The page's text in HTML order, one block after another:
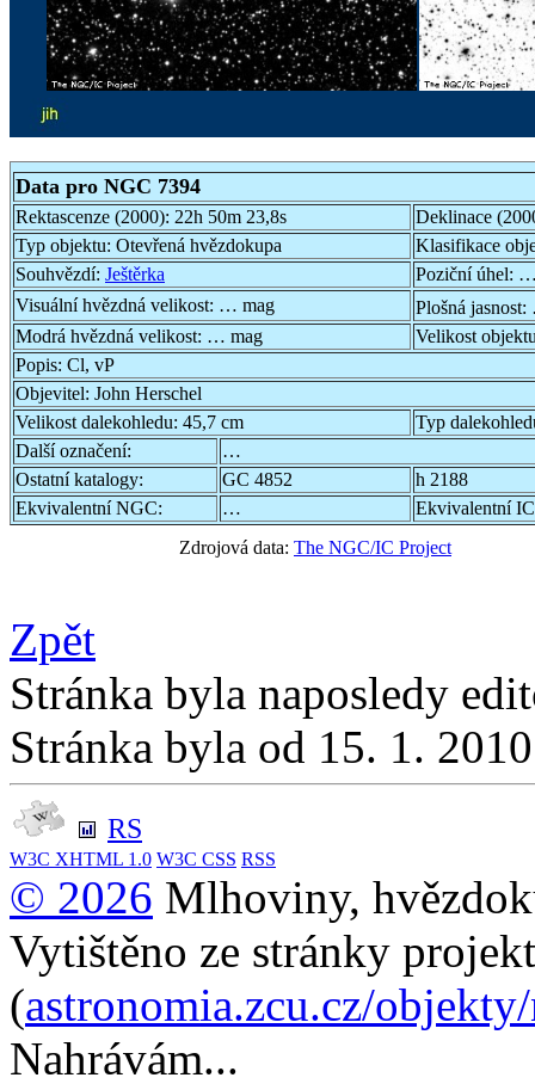
Data pro NGC 7394
Rektascenze (2000): 22h 50m 23,8s
Deklinace
Typ objektu: Otevřená hvězdokupa
Klasifikace
Souhvězdí: Ještěrka Poziční úhel: …
Visuální hvězdná velikost: … mag Plošná jasnost:
Modrá hvězdná velikost: … mag
Velikost
Popis: Cl, vP
Objevitel: John Herschel
Velikost dalekohledu: 45,7 cm
Typ
Další označení:
…
Ostatní katalogy:
GC 4852
h 2188
Ekvivalentní NGC:
…
Ekvivalentní
Zdrojová data: The NGC/IC Project
Zpět
Stránka byla naposledy
Stránka byla od 15. 1.
RS
W3C XHTML 1.0 W3C CSS RSS
© 2026 Mlhoviny,
Vytištěno ze stránky
(astronomia.zcu.cz/
Nahrávám...